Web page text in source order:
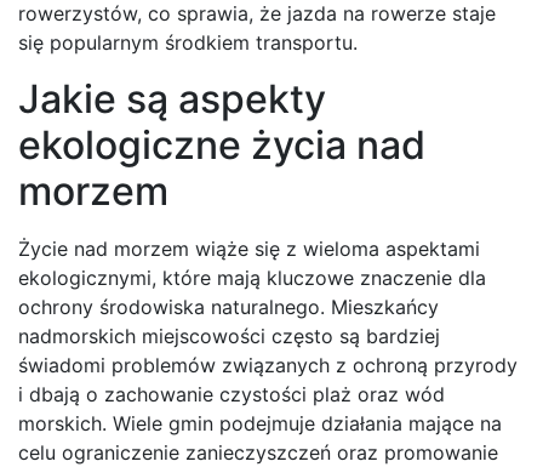
rowerzystów, co sprawia, że jazda na rowerze staje
się popularnym środkiem transportu.
Jakie są aspekty
ekologiczne życia nad
morzem
Życie nad morzem wiąże się z wieloma aspektami
ekologicznymi, które mają kluczowe znaczenie dla
ochrony środowiska naturalnego. Mieszkańcy
nadmorskich miejscowości często są bardziej
świadomi problemów związanych z ochroną przyrody
i dbają o zachowanie czystości plaż oraz wód
morskich. Wiele gmin podejmuje działania mające na
celu ograniczenie zanieczyszczeń oraz promowanie